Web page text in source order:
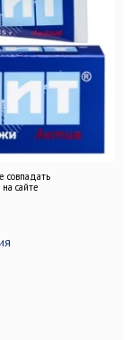
совпадать
сайте